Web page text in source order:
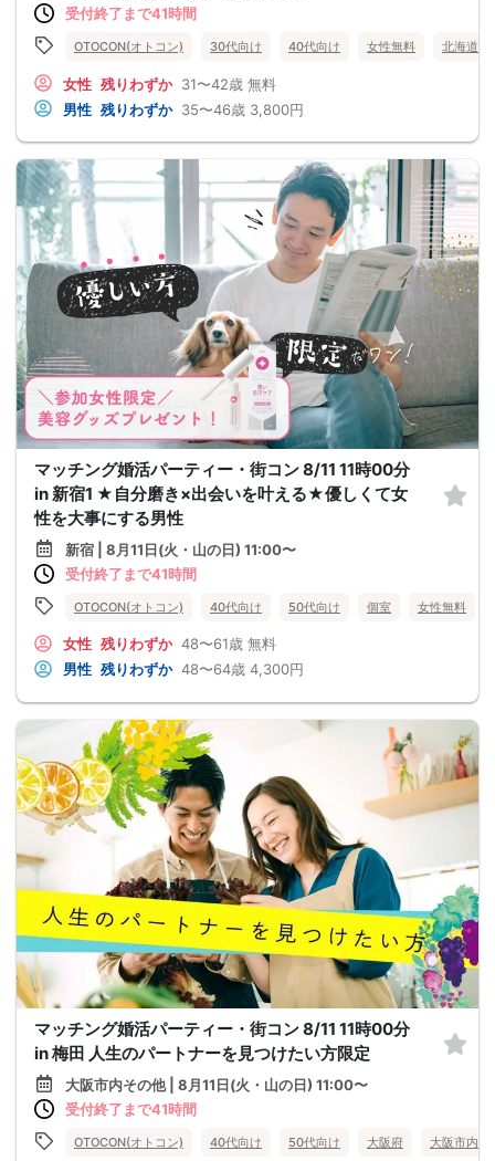
受付終了まで41時間
OTOCON(オトコン) 30代向け 40代向け 女性無料 北海道
女性 残りわずか 31〜42歳 無料
男性 残りわずか 35〜46歳 3,800円
マッチング婚活パーティー・街コン 8/11 11時00分
in 新宿1 ★自分磨き×出会いを叶える★優しくて女
性を大事にする男性
新宿 | 8月11日(火・山の日) 11:00〜
受付終了まで41時間
OTOCON(オトコン) 40代向け 50代向け 個室 女性無料
女性 残りわずか 48〜61歳 無料
男性 残りわずか 48〜64歳 4,300円
マッチング婚活パーティー・街コン 8/11 11時00分
in 梅田 人生のパートナーを見つけたい方限定
大阪市内その他 | 8月11日(火・山の日) 11:00〜
受付終了まで41時間
OTOCON(オトコン) 40代向け 50代向け 大阪府 大阪市内そ